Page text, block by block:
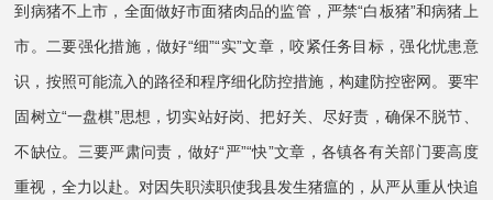
到病猪不上市，全面做好市面猪肉品的监管，严禁“白板猪”和病猪上
市。二要强化措施，做好“细”“实”文章，咬紧任务目标，强化忧患意
识，按照可能流入的路径和程序细化防控措施，构建防控密网。要牢
固树立“一盘棋”思想，切实站好岗、把好关、尽好责，确保不脱节、
不缺位。三要严肃问责，做好“严”“快”文章，各镇各有关部门要高度
重视，全力以赴。对因失职渎职使我县发生猪瘟的，从严从重从快追